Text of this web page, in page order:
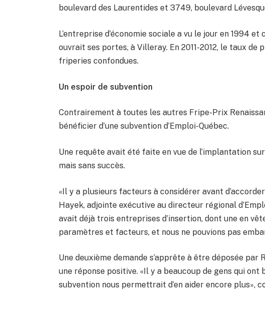
boulevard des Laurentides et 3749, boulevard
L’entreprise d’économie sociale a vu le jour en 1994
ouvrait ses portes, à Villeray. En 2011-2012, le taux
friperies confondues.
Un espoir de subvention
Contrairement à toutes les autres Fripe-Prix
bénéficier d’une subvention d’Emploi-Québec.
Une requête avait été faite en vue de l’implantation
mais sans succès.
«Il y a plusieurs facteurs à considérer avant
Hayek, adjointe exécutive au directeur régional
avait déjà trois entreprises d’insertion, dont une en
paramètres et facteurs, et nous ne pouvions pas
Une deuxième demande s’apprête à être déposée
une réponse positive. «Il y a beaucoup de gens qui ont
subvention nous permettrait d’en aider encore plus»,